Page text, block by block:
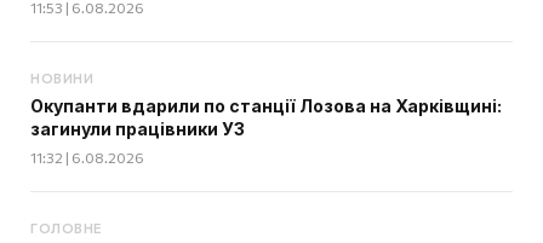
11:53 | 6.08.2026
НОВИНИ
Окупанти вдарили по станції Лозова на Харківщині:
загинули працівники УЗ
11:32 | 6.08.2026
ГОЛОВНЕ